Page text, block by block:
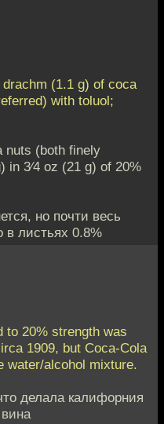
(1.1 g) of coca
with toluol;
nuts (both finely
in 3⁄4 oz (21 g) of 20%
но почти весь
в листьях 0.8%
to 20% strength was
1909, but Coca-Cola
water/alcohol mixture.
делала калифорния